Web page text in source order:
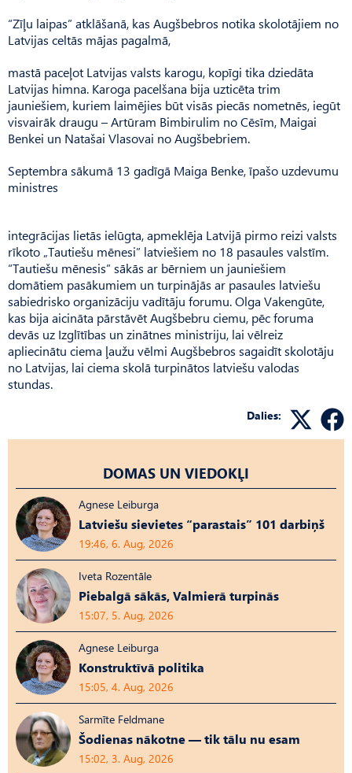
“Zīļu laipas” atklāšanā, kas Augšbebros notika skolotājiem no
Latvijas celtās mājas pagalmā,
mastā paceļot Latvijas valsts karogu, kopīgi tika dziedāta
Latvijas himna. Karoga pacelšana bija uzticēta trim
jauniešiem, kuriem laimējies būt visās piecās nometnēs, iegūt
visvairāk draugu – Artūram Bimbirulim no Cēsīm, Maigai
Benkei un Natašai Vlasovai no Augšbebriem.
Septembra sākumā 13 gadīgā Maiga Benke, īpašo uzdevumu
ministres
integrācijas lietās ielūgta, apmeklēja Latvijā pirmo reizi valsts
rīkoto „Tautiešu mēnesi” latviešiem no 18 pasaules valstīm.
“Tautiešu mēnesis” sākās ar bērniem un jauniešiem
domātiem pasākumiem un turpinājās ar pasaules latviešu
sabiedrisko organizāciju vadītāju forumu. Olga Vakengūte,
kas bija aicināta pārstāvēt Augšbebru ciemu, pēc foruma
devās uz Izglītības un zinātnes ministriju, lai vēlreiz
apliecinātu ciema ļaužu vēlmi Augšbebros sagaidīt skolotāju
no Latvijas, lai ciema skolā turpinātos latviešu valodas
stundas.
Dalies:
DOMAS UN VIEDOKĻI
Agnese Leiburga
Latviešu sievietes “parastais” 101 darbiņš
19:46, 6. Aug, 2026
Iveta Rozentāle
Piebalgā sākās, Valmierā turpinās
15:07, 5. Aug, 2026
Agnese Leiburga
Konstruktīvā politika
15:05, 4. Aug, 2026
Sarmīte Feldmane
Šodienas nākotne — tik tālu nu esam
15:02, 3. Aug, 2026